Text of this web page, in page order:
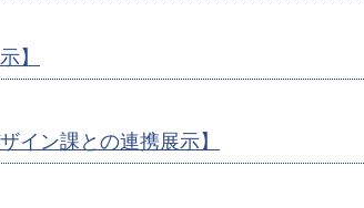
】
イン課との連携展示】